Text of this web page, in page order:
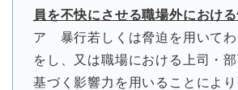
員を不快にさせる職場外における
ア 暴行若しくは脅迫を用いてわ
をし、又は職場における上司・
基づく影響力を用いることによ